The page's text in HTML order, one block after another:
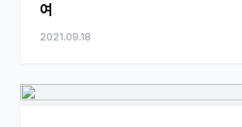
여
2021.09.18